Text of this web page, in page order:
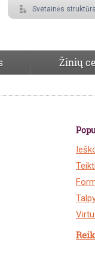
Svetainės struktūra
Žinių